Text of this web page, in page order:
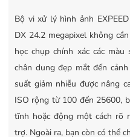
Bộ vi xử lý hình ảnh
DX 24.2 megapixel không
học chụp chính xác các
chân dung đẹp mắt đến
suất giảm nhiễu được nâng
ISO rộng từ 100 đến 25600,
tĩnh hoặc động một cách rõ
trợ. Ngoài ra, bạn còn có thể